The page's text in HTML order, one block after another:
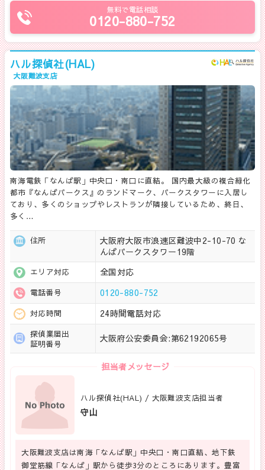
無料で電話相談
0120-880-752
ハル探偵社(HAL)
大阪難波支店
南海電鉄「なんば駅」中央口・南口に直結。 国内最大級の複合緑化
都市『なんばパークス』のランドマーク、パークスタワーに入居し
ており、多くのショップやレストランが隣接しているため、終日、
多く…
住所
大阪府大阪市浪速区難波中2-10-70 な
んばパークスタワー19階
エリア対応 全国対応
電話番号 0120-880-752
対応時間 24時間電話対応
探偵業届出
証明番号
大阪府公安委員会:第62192065号
担当者メッセージ
ハル探偵社(HAL) / 大阪難波支店担当者
守山
大阪難波支店は南海「なんば駅」中央口・南口直結、地下鉄
御堂筋線「なんば」駅から徒歩3分のところにあります。豊富